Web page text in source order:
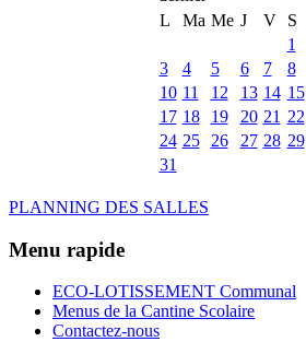
L
Ma Me J V S
1
3
4 5 6 7 8
10 11 12 13 14 15
17 18 19 20 21 22
24 25 26 27 28 29
31
PLANNING DES SALLES
Menu rapide
ECO-LOTISSEMENT Communal
Menus de la Cantine Scolaire
Contactez-nous